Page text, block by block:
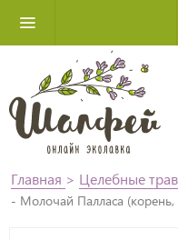
Главная > Целебные
- Молочай Палласа (корень,